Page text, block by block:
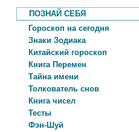
ПОЗНАЙ СЕБЯ
Гороскоп на сегодня
Знаки Зодиака
Китайский гороскоп
Книга Перемен
Тайна имени
Толкователь снов
Книга чисел
Тесты
Фэн-Шуй